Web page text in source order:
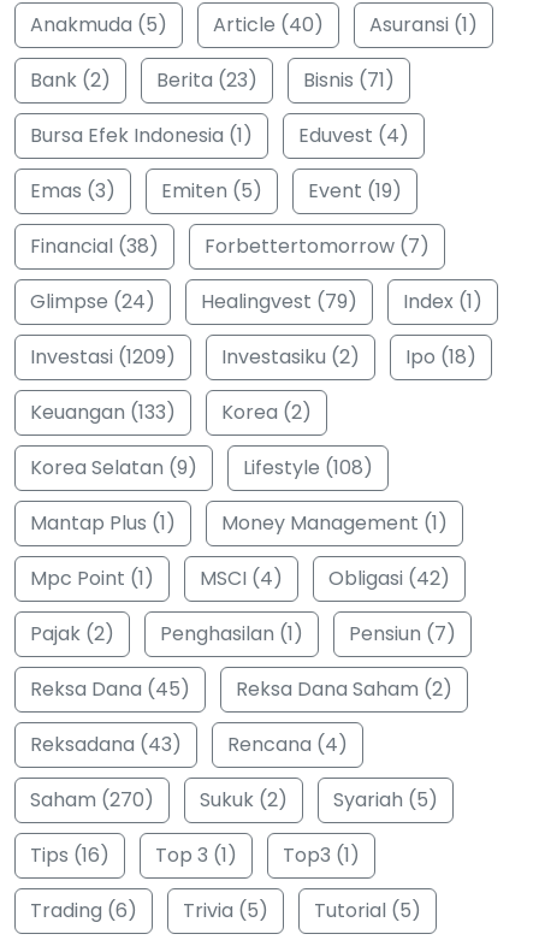
Anakmuda (5) Article (40)
Asuransi (1)
Bank (2)
Berita (23)
Bisnis (71)
Bursa Efek Indonesia (1)
Eduvest (4)
Emas (3)
Emiten (5)
Event (19)
Financial (38)
Forbettertomorrow (7)
Glimpse (24)
Healingvest (79)
Index (1)
Investasi (1209)
Investasiku (2)
Ipo (18)
Keuangan (133)
Korea (2)
Korea Selatan (9)
Lifestyle (108)
Mantap Plus (1)
Money Management (1)
Mpc Point (1)
MSCI (4)
Obligasi (42)
Pajak (2)
Penghasilan (1)
Pensiun (7)
Reksa Dana (45)
Reksa Dana Saham (2)
Reksadana (43)
Rencana (4)
Saham (270)
Sukuk (2)
Syariah (5)
Tips (16)
Top 3 (1)
Top3 (1)
Trading (6)
Trivia (5)
Tutorial (5)